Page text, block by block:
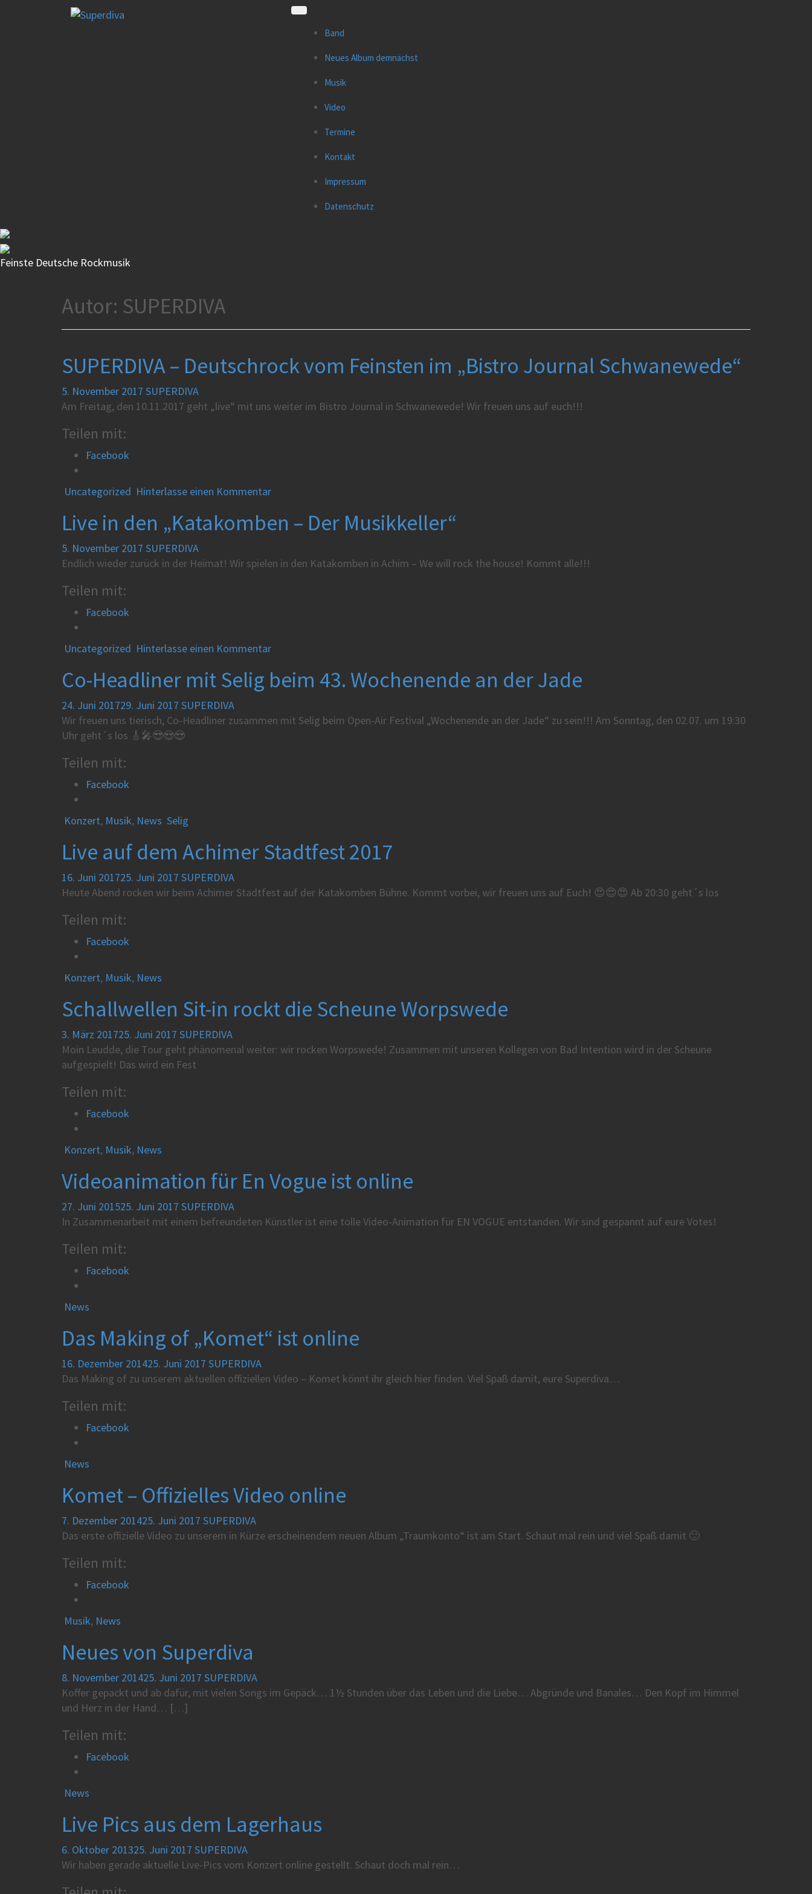
Band
Neues Album demnächst
Musik
Video
Termine
Kontakt
Impressum
Datenschutz
Feinste Deutsche Rockmusik
Autor: SUPERDIVA
SUPERDIVA – Deutschrock vom Feinsten im „Bistro Journal Schwanewede“
5. November 2017 SUPERDIVA
Am Freitag, den 10.11.2017 geht „live“ mit uns weiter im Bistro Journal in Schwanewede! Wir freuen uns auf euch!!!
Teilen mit:
Facebook
Uncategorized Hinterlasse einen Kommentar
Live in den „Katakomben – Der Musikkeller“
5. November 2017 SUPERDIVA
Endlich wieder zurück in der Heimat! Wir spielen in den Katakomben in Achim – We will rock the house! Kommt alle!!!
Teilen mit:
Facebook
Uncategorized Hinterlasse einen Kommentar
Co-Headliner mit Selig beim 43. Wochenende an der Jade
24. Juni 201729. Juni 2017 SUPERDIVA
Wir freuen uns tierisch, Co-Headliner zusammen mit Selig beim Open-Air Festival „Wochenende an der Jade“ zu sein!!! Am Sonntag, den 02.07. um 19:30
Uhr geht´s los 🎸🎤😎😍😍
Teilen mit:
Facebook
Konzert, Musik, News Selig
Live auf dem Achimer Stadtfest 2017
16. Juni 201725. Juni 2017 SUPERDIVA
Heute Abend rocken wir beim Achimer Stadtfest auf der Katakomben Bühne. Kommt vorbei, wir freuen uns auf Euch! 😍😍😍 Ab 20:30 geht´s los
Teilen mit:
Facebook
Konzert, Musik, News
Schallwellen Sit-in rockt die Scheune Worpswede
3. März 201725. Juni 2017 SUPERDIVA
Moin Leudde, die Tour geht phänomenal weiter: wir rocken Worpswede! Zusammen mit unseren Kollegen von Bad Intention wird in der Scheune
aufgespielt! Das wird ein Fest
Teilen mit:
Facebook
Konzert, Musik, News
Videoanimation für En Vogue ist online
27. Juni 201525. Juni 2017 SUPERDIVA
In Zusammenarbeit mit einem befreundeten Künstler ist eine tolle Video-Animation für EN VOGUE entstanden. Wir sind gespannt auf eure Votes!
Teilen mit:
Facebook
News
Das Making of „Komet“ ist online
16. Dezember 201425. Juni 2017 SUPERDIVA
Das Making of zu unserem aktuellen offiziellen Video – Komet könnt ihr gleich hier finden. Viel Spaß damit, eure Superdiva…
Teilen mit:
Facebook
News
Komet – Offizielles Video online
7. Dezember 201425. Juni 2017 SUPERDIVA
Das erste offizielle Video zu unserem in Kürze erscheinendem neuen Album „Traumkonto“ ist am Start. Schaut mal rein und viel Spaß damit 🙂
Teilen mit:
Facebook
Musik, News
Neues von Superdiva
8. November 201425. Juni 2017 SUPERDIVA
Koffer gepackt und ab dafür, mit vielen Songs im Gepäck… 1½ Stunden über das Leben und die Liebe… Abgründe und Banales… Den Kopf im Himmel
und Herz in der Hand… […]
Teilen mit:
Facebook
News
Live Pics aus dem Lagerhaus
6. Oktober 201325. Juni 2017 SUPERDIVA
Wir haben gerade aktuelle Live-Pics vom Konzert online gestellt. Schaut doch mal rein…